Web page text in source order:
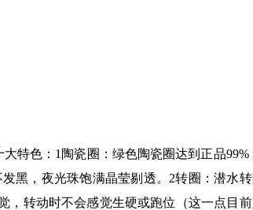
特色：1陶瓷圈：绿色陶瓷圈达到正品99%
黑，夜光珠饱满晶莹剔透。2转圈：潜水转
，转动时不会感觉生硬或跑位（这一点目前